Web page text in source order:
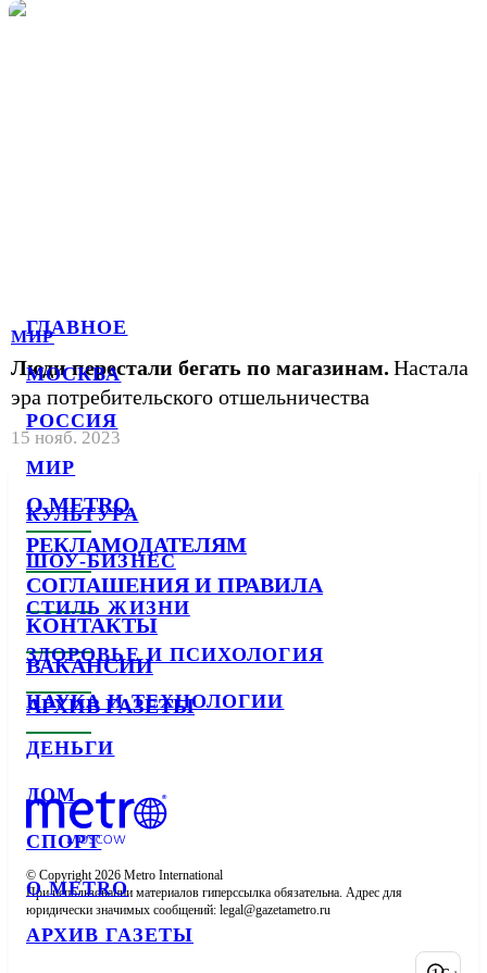
ГЛАВНОЕ
МОСКВА
РОССИЯ
МИР
КУЛЬТУРА
ШОУ-БИЗНЕС
СТИЛЬ ЖИЗНИ
ЗДОРОВЬЕ И ПСИХОЛОГИЯ
НАУКА И ТЕХНОЛОГИИ
ДЕНЬГИ
ДОМ
СПОРТ
О METRO
АРХИВ ГАЗЕТЫ
МИР
Люди перестали бегать по магазинам. Настала
эра потребительского отшельничества
15 нояб. 2023
О METRO
РЕКЛАМОДАТЕЛЯМ
СОГЛАШЕНИЯ И ПРАВИЛА
КОНТАКТЫ
ВАКАНСИИ
АРХИВ ГАЗЕТЫ
© Copyright 2026 Metro International
При использовании материалов гиперссылка обязательна. Адрес для
юридически значимых сообщений: